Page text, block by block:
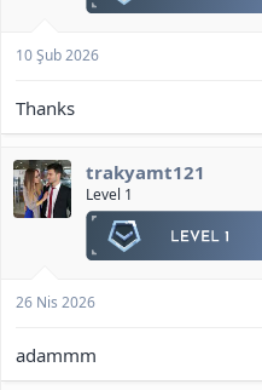
10 Şub 2026
Thanks
trakyamt121
Level 1
26 Nis 2026
adammm